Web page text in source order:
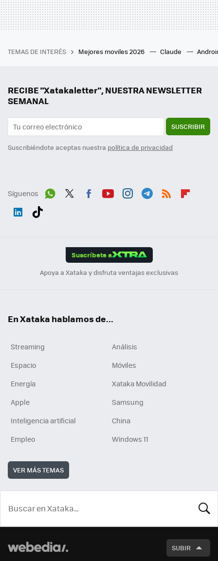
TEMAS DE INTERÉS Mejores moviles 2026 Claude
RECIBE "Xatakaletter", NUESTRA NEWSLETTER
SEMANAL
SUSCRIBIR
Suscribiéndote aceptas nuestra política de privacidad
Síguenos
Suscríbete a
Apoya a Xataka y disfruta ventajas exclusivas
En Xataka hablamos de...
Streaming
Análisis
Espacio
Móviles
Energía
Xataka Movilidad
Apple
Samsung
Inteligencia artificial
China
Empleo
Windows 11
VER MÁS TEMAS
SUBIR